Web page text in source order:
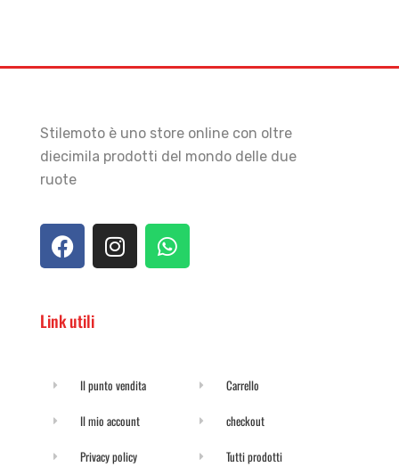
Stilemoto è uno store online con oltre
diecimila prodotti del mondo delle due
ruote
Link utili
Il punto vendita
Il mio account
Privacy policy
Carrello
checkout
Tutti prodotti